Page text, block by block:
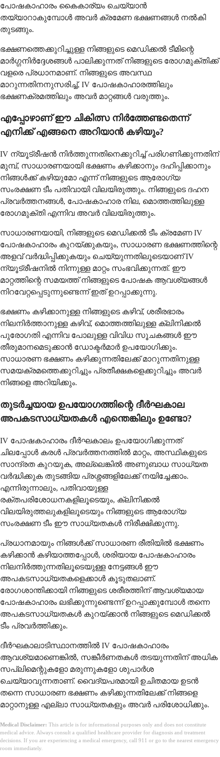
പോഷകാഹാരം കൈകാര്യം ചെയ്യാൻ
തയ്യാറാകുമ്പോൾ അവർ ക്രമേണ ഭക്ഷണങ്ങൾ നൽകി
തുടങ്ങും.
ഭക്ഷണത്തെക്കുറിച്ചുള്ള നിങ്ങളുടെ മെഡിക്കൽ ടീമിന്റെ
മാർഗ്ഗനിർദ്ദേശങ്ങൾ പാലിക്കുന്നത് നിങ്ങളുടെ രോഗമുക്തിക്ക്
വളരെ പ്രധാനമാണ്. നിങ്ങളുടെ അവസ്ഥ
മാറുന്നതിനനുസരിച്ച്, IV പോഷകാഹാരത്തിലും
ഭക്ഷണക്രമത്തിലും അവർ മാറ്റങ്ങൾ വരുത്തും.
എപ്പോഴാണ് ഈ ചികിത്സ നിർത്തേണ്ടതെന്ന്
എനിക്ക് എങ്ങനെ അറിയാൻ കഴിയും?
IV ന്യൂട്രീഷൻ നിർത്തുന്നതിനെക്കുറിച്ച് പരിഗണിക്കുന്നതിന്
മുമ്പ്, സാധാരണയായി ഭക്ഷണം കഴിക്കാനും ദഹിപ്പിക്കാനും
നിങ്ങൾക്ക് കഴിയുമോ എന്ന് നിങ്ങളുടെ ആരോഗ്യ
സംരക്ഷണ ടീം പതിവായി വിലയിരുത്തും. നിങ്ങളുടെ ദഹന
പ്രവർത്തനങ്ങൾ, പോഷകാഹാര നില, മൊത്തത്തിലുള്ള
രോഗമുക്തി എന്നിവ അവർ വിലയിരുത്തും.
സാധാരണയായി, നിങ്ങളുടെ മെഡിക്കൽ ടീം ക്രമേണ IV
പോഷകാഹാരം കുറയ്ക്കുകയും, സാധാരണ ഭക്ഷണത്തിന്റെ
അളവ് വർദ്ധിപ്പിക്കുകയും ചെയ്യുന്നതിലൂടെയാണ് IV
ന്യൂട്രീഷനിൽ നിന്നുള്ള മാറ്റം സംഭവിക്കുന്നത്. ഈ
മാറ്റത്തിന്റെ സമയത്ത് നിങ്ങളുടെ പോഷക ആവശ്യങ്ങൾ
നിറവേറ്റപ്പെടുന്നുണ്ടെന്ന് ഇത് ഉറപ്പാക്കുന്നു.
ഭക്ഷണം കഴിക്കാനുള്ള നിങ്ങളുടെ കഴിവ്, ശരീരഭാരം
നിലനിർത്താനുള്ള കഴിവ്, മൊത്തത്തിലുള്ള ക്ലിനിക്കൽ
പുരോഗതി എന്നിവ പോലുള്ള വിവിധ സൂചകങ്ങൾ ഈ
തീരുമാനമെടുക്കാൻ ഡോക്ടർമാർ ഉപയോഗിക്കും.
സാധാരണ ഭക്ഷണം കഴിക്കുന്നതിലേക്ക് മാറുന്നതിനുള്ള
സമയക്രമത്തെക്കുറിച്ചും പ്രതീക്ഷകളെക്കുറിച്ചും അവർ
നിങ്ങളെ അറിയിക്കും.
തുടർച്ചയായ ഉപയോഗത്തിന്റെ ദീർഘകാല
അപകടസാധ്യതകൾ എന്തെങ്കിലും ഉണ്ടോ?
IV പോഷകാഹാരം ദീർഘകാലം ഉപയോഗിക്കുന്നത്
ചിലപ്പോൾ കരൾ പ്രവർത്തനത്തിൽ മാറ്റം, അസ്ഥികളുടെ
സാന്ദ്രത കുറയുക, അല്ലെങ്കിൽ അണുബാധ സാധ്യത
വർദ്ധിക്കുക തുടങ്ങിയ പ്രശ്നങ്ങളിലേക്ക് നയിച്ചേക്കാം.
എന്നിരുന്നാലും, പതിവായുള്ള
രക്തപരിശോധനകളിലൂടെയും, ക്ലിനിക്കൽ
വിലയിരുത്തലുകളിലൂടെയും നിങ്ങളുടെ ആരോഗ്യ
സംരക്ഷണ ടീം ഈ സാധ്യതകൾ നിരീക്ഷിക്കുന്നു.
പ്രധാനമായും നിങ്ങൾക്ക് സാധാരണ രീതിയിൽ ഭക്ഷണം
കഴിക്കാൻ കഴിയാത്തപ്പോൾ, ശരിയായ പോഷകാഹാരം
നിലനിർത്തുന്നതിലൂടെയുള്ള നേട്ടങ്ങൾ ഈ
അപകടസാധ്യതകളെക്കാൾ കൂടുതലാണ്.
രോഗശാന്തിക്കായി നിങ്ങളുടെ ശരീരത്തിന് ആവശ്യമായ
പോഷകാഹാരം ലഭിക്കുന്നുണ്ടെന്ന് ഉറപ്പാക്കുമ്പോൾ തന്നെ
അപകടസാധ്യതകൾ കുറയ്ക്കാൻ നിങ്ങളുടെ മെഡിക്കൽ
ടീം പ്രവർത്തിക്കും.
ദീർഘകാലാടിസ്ഥാനത്തിൽ IV പോഷകാഹാരം
ആവശ്യമാണെങ്കിൽ, സങ്കീർണതകൾ തടയുന്നതിന് അധിക
സപ്ലിമെന്റുകളോ മരുന്നുകളോ ശുപാർശ
ചെയ്യാവുന്നതാണ്. വൈദ്യപരമായി ഉചിതമായ ഉടൻ
തന്നെ സാധാരണ ഭക്ഷണം കഴിക്കുന്നതിലേക്ക് നിങ്ങളെ
മാറ്റാനുള്ള എല്ലാ സാധ്യതകളും അവർ പരിശോധിക്കും.
Medical Disclaimer: This article is for informational purposes only and does not constitute
medical advice. Always consult a qualified healthcare provider for diagnosis and treatment
decisions. If you are experiencing a medical emergency, call 911 or go to the nearest emergency
room immediately.